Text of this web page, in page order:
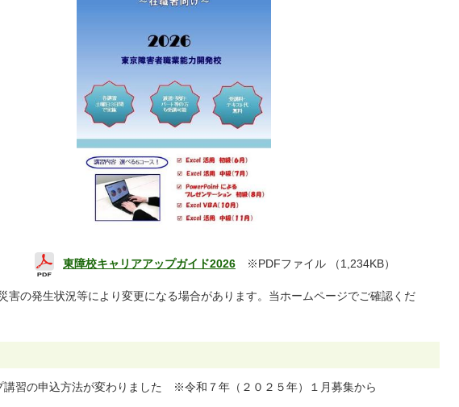
東障校キャリアアップガイド2026 ※PDFファイル （1,234KB）
害の発生状況等により変更になる場合があります。当ホームページでご確認くだ
習の申込方法が変わりました ※令和７年（２０２５年）１月募集から